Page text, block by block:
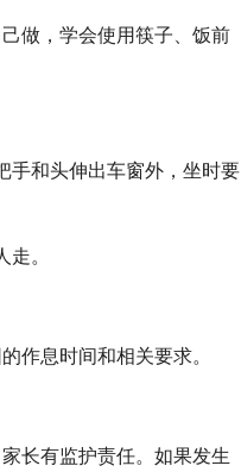
做，学会使用筷子、饭前
手和头伸出车窗外，坐时要
。
作息时间和相关要求。
长有监护责任。如果发生